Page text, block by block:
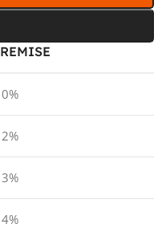
REMISE
0%
2%
3%
4%